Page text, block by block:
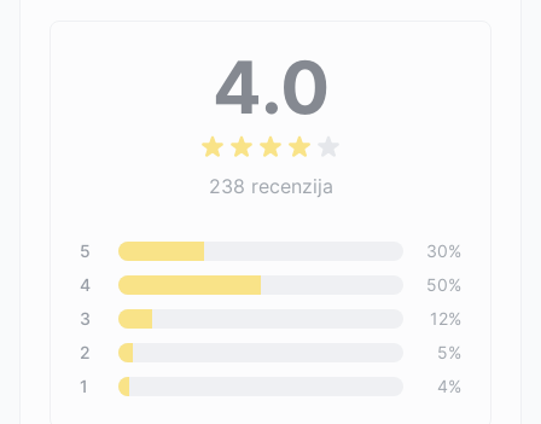
4.0
238 recenzija
5 30%
4
50%
3
12%
2
5%
1
4%